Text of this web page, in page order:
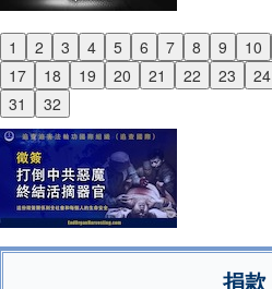
1 2 3 4 5 6 7 8 9 10
17
18 19 20 21 22 23 24
31
32
Previous
Next
捐款